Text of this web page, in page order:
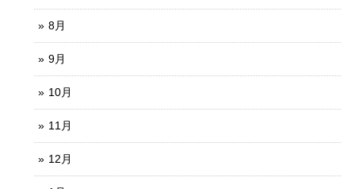
8月
9月
10月
11月
12月